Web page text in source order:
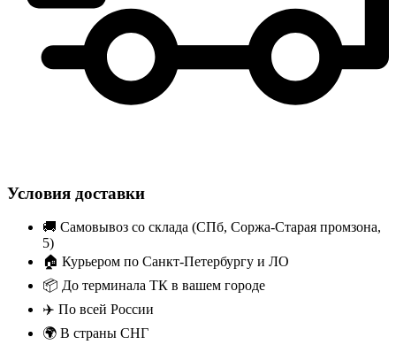
Условия доставки
🚚 Самовывоз со склада (СПб, Соржа-Старая промзона,
5)
🏠 Курьером по Санкт-Петербургу и ЛО
📦 До терминала ТК в вашем городе
✈️ По всей России
🌍 В страны СНГ